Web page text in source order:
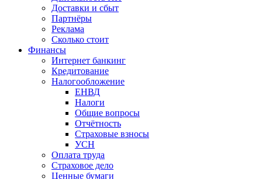
Доставки и сбыт
Партнёры
Реклама
Сколько стоит
Финансы
Интернет банкинг
Кредитование
Налогообложение
ЕНВД
Налоги
Общие вопросы
Отчётность
Страховые взносы
УСН
Оплата труда
Страховое дело
Ценные бумаги